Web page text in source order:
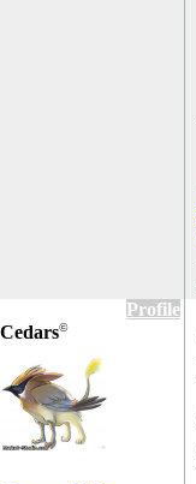
Profile
Cedars©